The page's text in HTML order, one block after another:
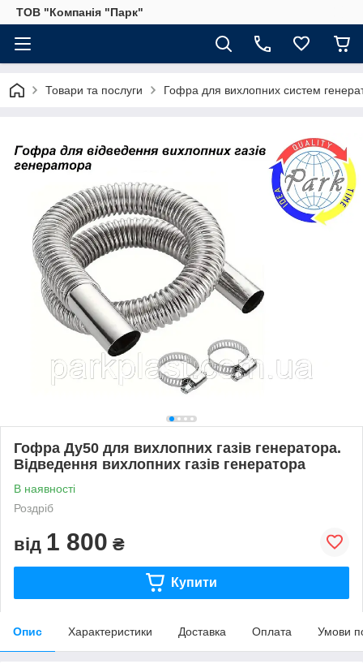
ТОВ "Компанія "Парк"
Товари та послуги Гофра для вихлопних систем
Гофра Ду50 для вихлопних газів генератора.
Відведення вихлопних газів генератора
В наявності
Роздріб
від 1 800 ₴
Купити
Опис Характеристики Доставка Оплата Умови